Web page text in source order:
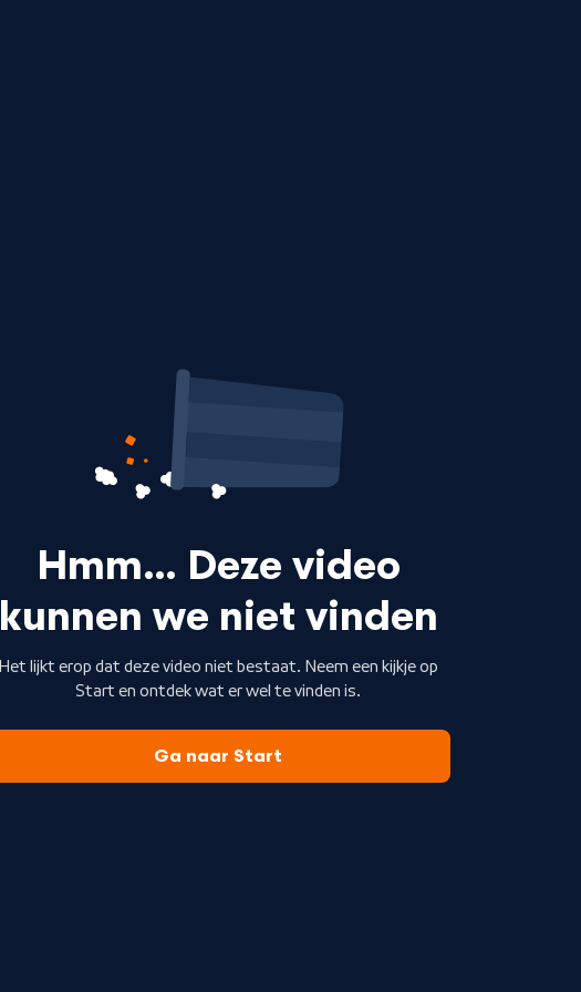
Hmm… Deze video
kunnen we niet vinden
Het lijkt erop dat deze video niet bestaat. Neem een kijkje op
Start en ontdek wat er wel te vinden is.
Ga naar Start